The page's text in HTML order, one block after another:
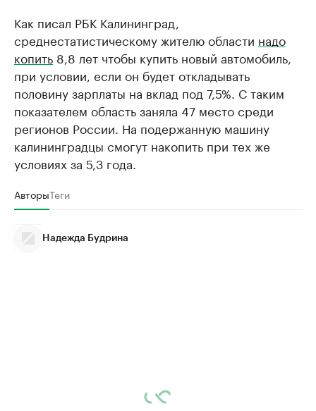
Как писал РБК Калининград,
среднестатистическому жителю области надо
копить 8,8 лет чтобы купить новый автомобиль,
при условии, если он будет откладывать
половину зарплаты на вклад под 7,5%. С таким
показателем область заняла 47 место среди
регионов России. На подержанную машину
калининградцы смогут накопить при тех же
условиях за 5,3 года.
АвторыТеги
Надежда Будрина